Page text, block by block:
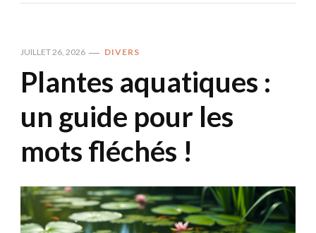
JUILLET 26, 2026 DIVERS
Plantes aquatiques :
un guide pour les
mots fléchés !